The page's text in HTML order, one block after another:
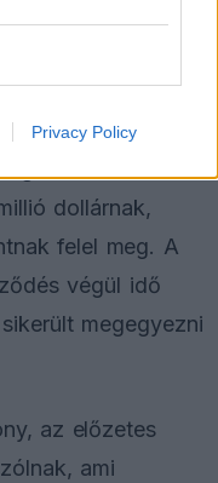
Privacy Policy
és pénzügyi
négy év
dollárnak,
felel meg. A
végül idő
megegyezni
az előzetes
ami